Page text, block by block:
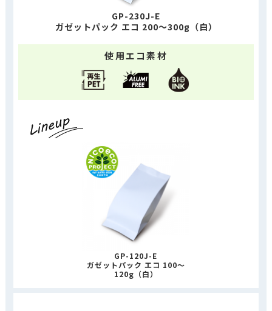
GP-230J-E
ガゼットパック エコ 200～300g（白）
使用エコ素材
GP-120J-E
ガゼットパック エコ 100～
120g（白）